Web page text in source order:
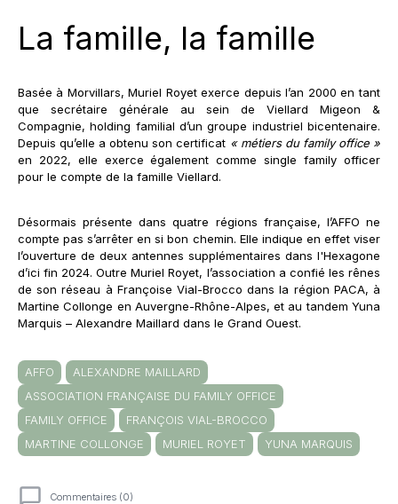
La famille, la famille
Basée à Morvillars, Muriel Royet exerce depuis l’an 2000 en tant
que secrétaire générale au sein de Viellard Migeon &
Compagnie, holding familial d’un groupe industriel bicentenaire.
Depuis qu’elle a obtenu son certificat « métiers du family office »
en 2022, elle exerce également comme single family officer
pour le compte de la famille Viellard.
Désormais présente dans quatre régions française, l’AFFO ne
compte pas s’arrêter en si bon chemin. Elle indique en effet viser
l’ouverture de deux antennes supplémentaires dans l'Hexagone
d’ici fin 2024. Outre Muriel Royet, l’association a confié les rênes
de son réseau à Françoise Vial-Brocco dans la région PACA, à
Martine Collonge en Auvergne-Rhône-Alpes, et au tandem Yuna
Marquis – Alexandre Maillard dans le Grand Ouest.
AFFO
ALEXANDRE MAILLARD
ASSOCIATION FRANÇAISE DU FAMILY OFFICE
FAMILY OFFICE
FRANÇOIS VIAL-BROCCO
MARTINE COLLONGE
MURIEL ROYET YUNA MARQUIS
Commentaires (0)